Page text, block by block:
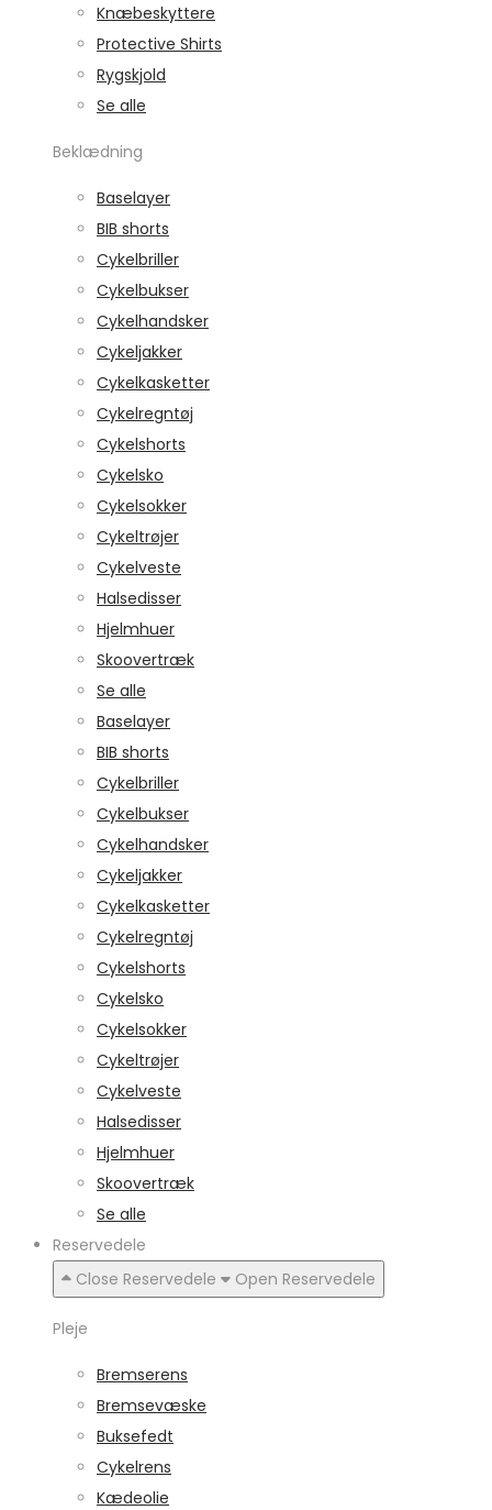
Knæbeskyttere
Protective Shirts
Rygskjold
Se alle
Beklædning
Baselayer
BIB shorts
Cykelbriller
Cykelbukser
Cykelhandsker
Cykeljakker
Cykelkasketter
Cykelregntøj
Cykelshorts
Cykelsko
Cykelsokker
Cykeltrøjer
Cykelveste
Halsedisser
Hjelmhuer
Skoovertræk
Se alle
Baselayer
BIB shorts
Cykelbriller
Cykelbukser
Cykelhandsker
Cykeljakker
Cykelkasketter
Cykelregntøj
Cykelshorts
Cykelsko
Cykelsokker
Cykeltrøjer
Cykelveste
Halsedisser
Hjelmhuer
Skoovertræk
Se alle
Reservedele
Close Reservedele
Open Reservedele
Pleje
Bremserens
Bremsevæske
Buksefedt
Cykelrens
Kædeolie